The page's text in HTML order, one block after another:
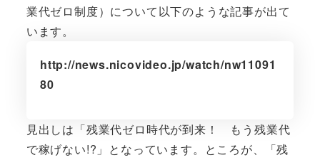
業代ゼロ制度）について以下のような記事が出て
います。
http://news.nicovideo.jp/watch/nw11091
80
見出しは「残業代ゼロ時代が到来！ もう残業代
で稼げない!?」となっています。ところが、「残